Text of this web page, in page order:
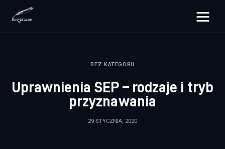
rozpisane.pl
Zdrowie
BEZ KATEGORII
Uprawnienia SEP – rodzaje i tryb
przyznawania
29 STYCZNIA, 2020